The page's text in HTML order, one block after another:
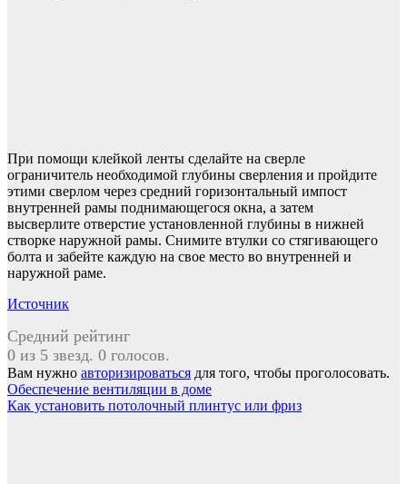
При помощи клейкой ленты сделайте на сверле
ограничитель необходимой глубины сверления и пройдите
этими сверлом через средний горизонтальный импост
внутренней рамы поднимающегося окна, а затем
высверлите отверстие установленной глубины в нижней
створке наружной рамы. Снимите втулки со стягивающего
болта и забейте каждую на свое место во внутренней и
наружной раме.
Источник
Средний рейтинг
0 из 5 звезд. 0 голосов.
Вам нужно авторизироваться для того, чтобы проголосовать.
Навигация
по
Обеспечение вентиляции в доме
Как установить потолочный плинтус или фриз